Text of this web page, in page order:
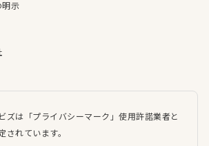
明示
ズは「プライバシーマーク」使用許諾業者と
されています。